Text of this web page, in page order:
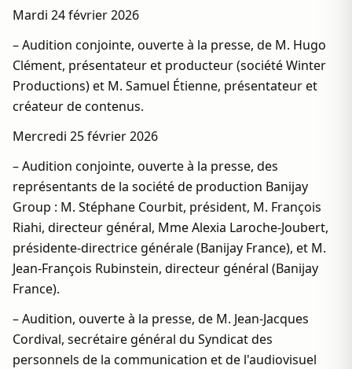
Mardi 24 février 2026
– Audition conjointe, ouverte à la presse, de M. Hugo
Clément, présentateur et producteur (société Winter
Productions) et M. Samuel Étienne, présentateur et
créateur de contenus.
Mercredi 25 février 2026
– Audition conjointe, ouverte à la presse, des
représentants de la société de production Banijay
Group : M. Stéphane Courbit, président, M. François
Riahi, directeur général, Mme Alexia Laroche-Joubert,
présidente-directrice générale (Banijay France), et M.
Jean-François Rubinstein, directeur général (Banijay
France).
– Audition, ouverte à la presse, de M. Jean-Jacques
Cordival, secrétaire général du Syndicat des
personnels de la communication et de l'audiovisuel